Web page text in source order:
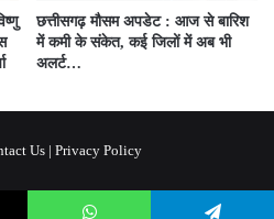
छत्तीसगढ़ मौसम अपडेट : आज से बारिश
में कमी के संकेत, कई जिलों में अब भी
अलर्ट…
Us | Privacy Policy